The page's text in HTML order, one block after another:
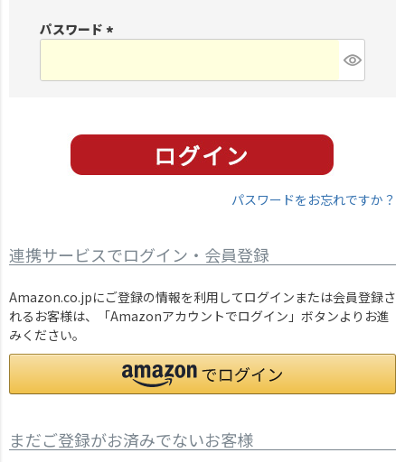
パスワード
パスワードをお忘れですか？
連携サービスでログイン・会員登録
Amazon.co.jpにご登録の情報を利用してログインまたは会員登録さ
れるお客様は、「Amazonアカウントでログイン」ボタンよりお進
みください。
まだご登録がお済みでないお客様